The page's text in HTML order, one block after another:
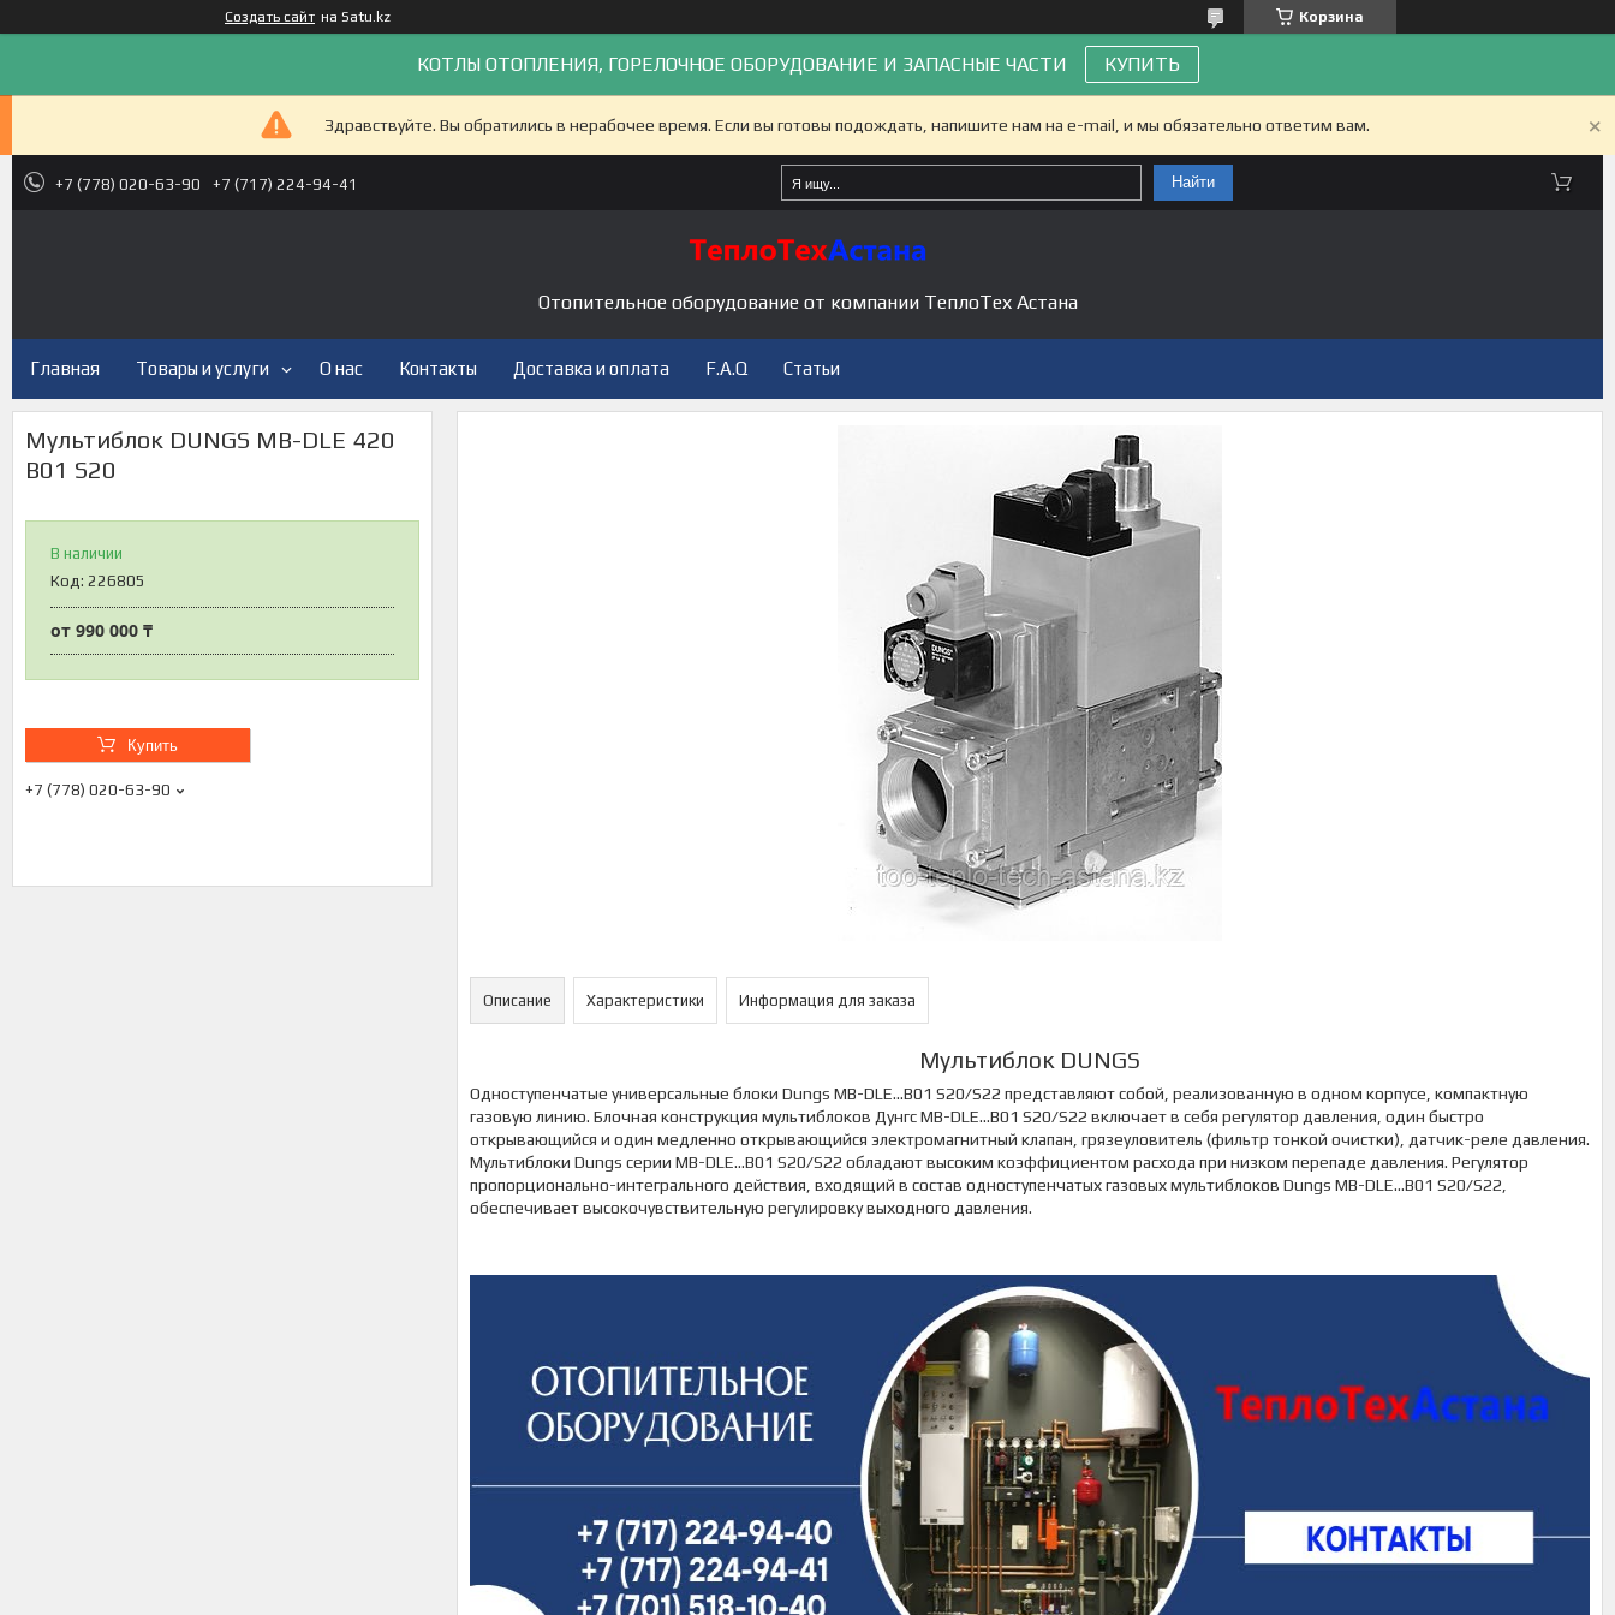
Создать сайт на Satu.kz Корзина
КОТЛЫ ОТОПЛЕНИЯ, ГОРЕЛОЧНОЕ ОБОРУДОВАНИЕ И ЗАПАСНЫЕ ЧАСТИ КУПИТЬ
Здравствуйте. Вы обратились в нерабочее время. Если вы готовы подождать, напишите нам на e-mail, и мы обязательно ответим вам.
+7 (778) 020-63-90 +7 (717) 224-94-41 Найти
Отопительное оборудование от компании ТеплоТех Астана
Главная Товары и услуги О нас Контакты Доставка и оплата F.A.Q Статьи
Мультиблок DUNGS MB-DLE 420
B01 S20
В наличии
Код: 226805
от 990 000 ₸
Купить
+7 (778) 020-63-90
Описание Характеристики Информация для заказа
Мультиблок DUNGS
Одноступенчатые универсальные блоки Dungs MB-DLE…B01 S20/S22 представляют собой, реализованную в одном корпусе, компактную
газовую линию. Блочная конструкция мультиблоков Дунгс MB-DLE…B01 S20/S22 включает в себя регулятор давления, один быстро
открывающийся и один медленно открывающийся электромагнитный клапан, грязеуловитель (фильтр тонкой очистки), датчик-реле давления.
Мультиблоки Dungs серии MB-DLE…B01 S20/S22 обладают высоким коэффициентом расхода при низком перепаде давления. Регулятор
пропорционально-интегрального действия, входящий в состав одноступенчатых газовых мультиблоков Dungs MB-DLE…B01 S20/S22,
обеспечивает высокочувствительную регулировку выходного давления.